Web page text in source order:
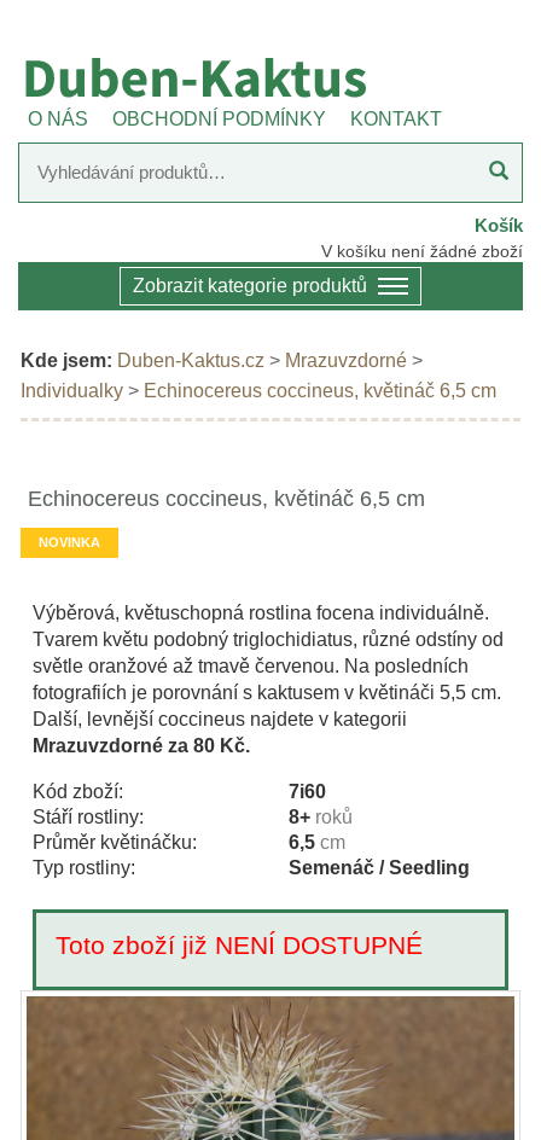
O NÁS OBCHODNÍ PODMÍNKY KONTAKT
Košík
V košíku není žádné zboží
Zobrazit kategorie produktů
Kde jsem: Duben-Kaktus.cz > Mrazuvzdorné >
Individualky > Echinocereus coccineus, květináč 6,5 cm
Echinocereus coccineus, květináč 6,5 cm
NOVINKA
Výběrová, květuschopná rostlina focena individuálně.
Tvarem květu podobný triglochidiatus, různé odstíny od
světle oranžové až tmavě červenou. Na posledních
fotografiích je porovnání s kaktusem v květináči 5,5 cm.
Další, levnější coccineus najdete v kategorii
Mrazuvzdorné za 80 Kč.
Kód zboží:
7i60
Stáří rostliny:
8+ roků
Průměr květináčku:
6,5 cm
Typ rostliny:
Semenáč / Seedling
Toto zboží již NENÍ DOSTUPNÉ